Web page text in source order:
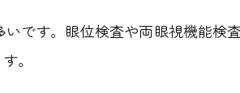
です。眼位検査や両眼視機能
。